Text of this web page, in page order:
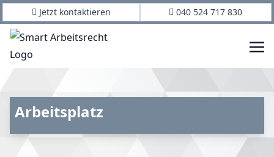
Jetzt kontaktieren 040 524 717 830
Arbeitsplatz